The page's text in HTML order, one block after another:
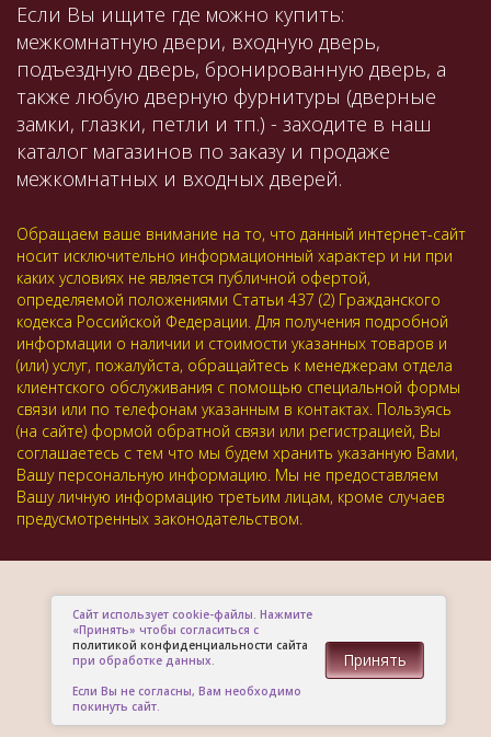
Если Вы ищите где можно купить:
межкомнатную двери, входную дверь,
подъездную дверь, бронированную дверь, а
также любую дверную фурнитуры (дверные
замки, глазки, петли и тп.) - заходите в наш
каталог магазинов по заказу и продаже
межкомнатных и входных дверей.
Обращаем ваше внимание на то, что данный интернет-сайт
носит исключительно информационный характер и ни при
каких условиях не является публичной офертой,
определяемой положениями Статьи 437 (2) Гражданского
кодекса Российской Федерации. Для получения подробной
информации о наличии и стоимости указанных товаров и
(или) услуг, пожалуйста, обращайтесь к менеджерам отдела
клиентского обслуживания с помощью специальной формы
связи или по телефонам указанным в контактах. Пользуясь
(на сайте) формой обратной связи или регистрацией, Вы
соглашаетесь с тем что мы будем хранить указанную Вами,
Вашу персональную информацию. Мы не предоставляем
Вашу личную информацию третьим лицам, кроме случаев
предусмотренных законодательством.
Сайт использует cookie-файлы. Нажмите
«Принять» чтобы согласиться с
политикой конфиденциальности сайта
при обработке данных.
Если Вы не согласны, Вам необходимо
покинуть сайт.
Принять